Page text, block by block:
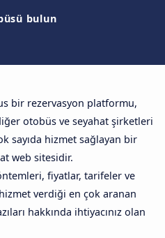
bulun
bir rezervasyon platformu,
otobüs ve seyahat şirketleri
sayıda hizmet sağlayan bir
web sitesidir.
fiyatlar, tarifeler ve
verdiği en çok aranan
hakkında ihtiyacınız olan